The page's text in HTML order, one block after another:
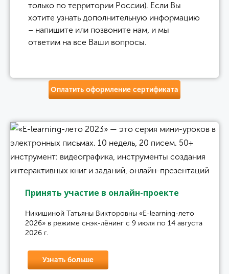
только по территории России). Если Вы
хотите узнать дополнительную информацию
– напишите или позвоните нам, и мы
ответим на все Ваши вопросы.
Оплатить оформление сертификата
Принять участие в онлайн-проекте
Никишиной Татьяны Викторовны «E-learning-лето
2026» в режиме снэк-лёнинг с 9 июля по 14 августа
2026 г.
Узнать больше